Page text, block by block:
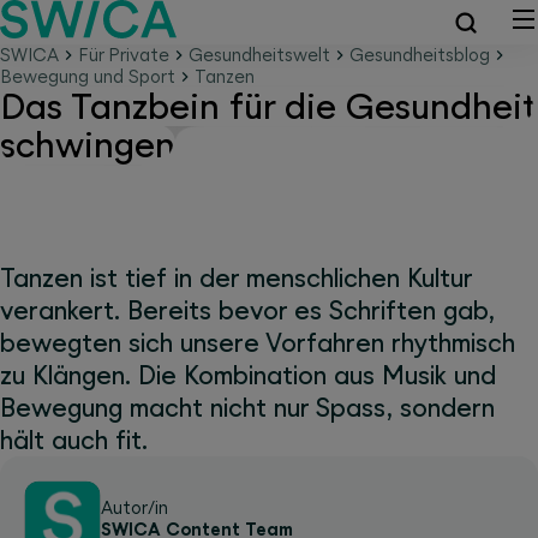
SWICA Für Private Gesundheitswelt
Gesundheitsblog
Bewegung und Sport
Tanzen
Das Tanzbein für die Gesundheit
schwingen
Tanzen ist tief in der menschlichen Kultur
verankert. Bereits bevor es Schriften gab,
bewegten sich unsere Vorfahren rhythmisch
zu Klängen. Die Kombination aus Musik und
Bewegung macht nicht nur Spass, sondern
hält auch fit.
Autor/in
SWICA Content Team